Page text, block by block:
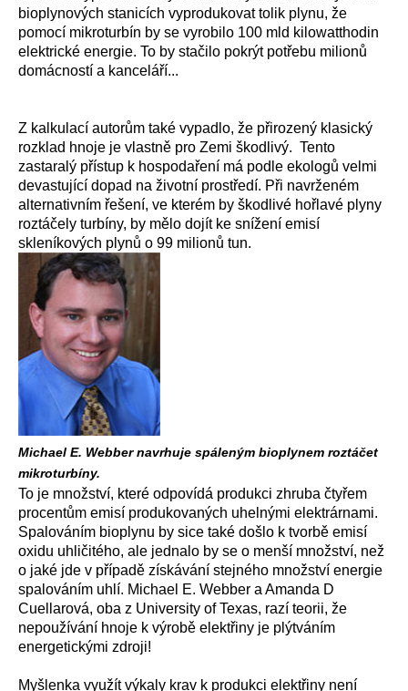
bioplynových stanicích vyprodukovat tolik plynu, že
pomocí mikroturbín by se vyrobilo 100 mld kilowatthodin
elektrické energie. To by stačilo pokrýt potřebu milionů
domácností a kanceláří...
Z kalkulací autorům také vypadlo, že přirozený klasický
rozklad hnoje je vlastně pro Zemi škodlivý. Tento
zastaralý přístup k hospodaření má podle ekologů velmi
devastující dopad na životní prostředí. Při navrženém
alternativním řešení, ve kterém by škodlivé hořlavé plyny
roztáčely turbíny, by mělo dojít ke snížení emisí
skleníkových plynů o 99 milionů tun.
Michael E. Webber navrhuje spáleným bioplynem roztáčet
mikroturbíny.
To je množství, které odpovídá produkci zhruba čtyřem
procentům emisí produkovaných uhelnými elektrárnami.
Spalováním bioplynu by sice také došlo k tvorbě emisí
oxidu uhličitého, ale jednalo by se o menší množství, než
o jaké jde v případě získávání stejného množství energie
spalováním uhlí. Michael E. Webber a Amanda D
Cuellarová, oba z University of Texas, razí teorii, že
nepoužívání hnoje k výrobě elektřiny je plýtváním
energetickými zdroji!
Myšlenka využít výkaly krav k produkci elektřiny není